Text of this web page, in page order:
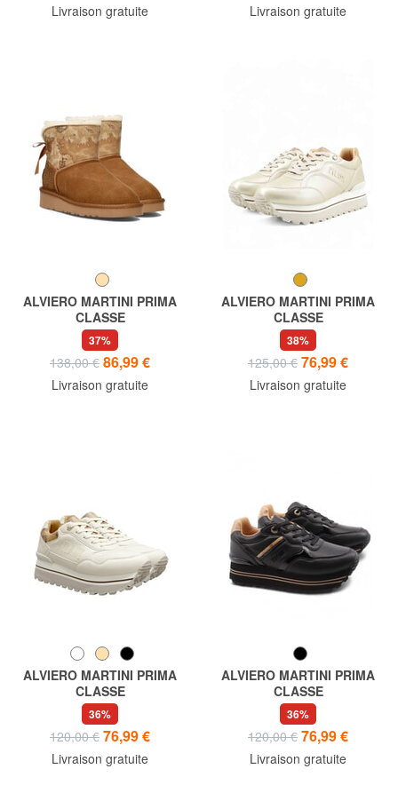
Livraison gratuite Livraison gratuite
ALVIERO MARTINI PRIMA
CLASSE
GEO bottines rembourrées
37%
138,00 € 86,99 €
Livraison gratuite
ALVIERO MARTINI PRIMA
CLASSE
GEO Baskets à logo
38%
125,00 € 76,99 €
Livraison gratuite
ALVIERO MARTINI PRIMA
CLASSE
GEO baskets montantes
36%
120,00 € 76,99 €
Livraison gratuite
ALVIERO MARTINI PRIMA
CLASSE
GEO baskets montantes
36%
120,00 € 76,99 €
Livraison gratuite